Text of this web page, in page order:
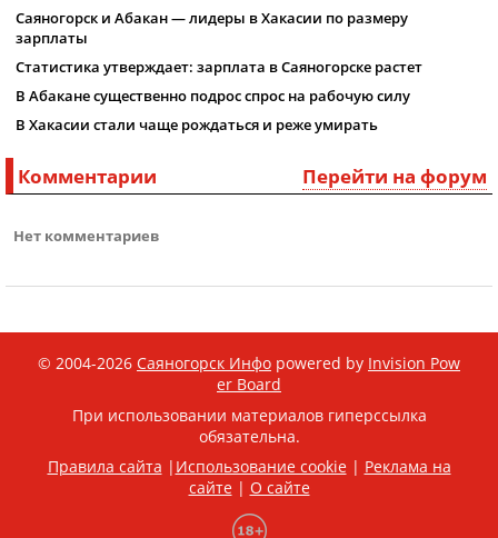
Саяногорск и Абакан — лидеры в Хакасии по размеру
зарплаты
Статистика утверждает: зарплата в Саяногорске растет
В Абакане существенно подрос спрос на рабочую силу
В Хакасии стали чаще рождаться и реже умирать
Перейти на форум
Комментарии
Нет комментариев
© 2004-2026 Саяногорск Инфо powered by Invision Pow
er Board
При использовании материалов гиперссылка
обязательна.
Правила сайта | Использование cookie| Реклама на
сайте| О сайте